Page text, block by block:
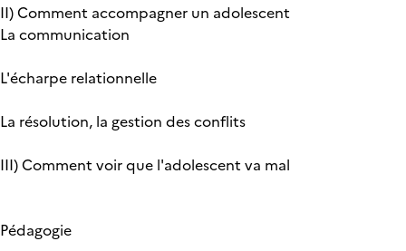
II) Comment accompagner un adolescent
La communication
L'écharpe relationnelle
La résolution, la gestion des conflits
III) Comment voir que l'adolescent va mal
Pédagogie